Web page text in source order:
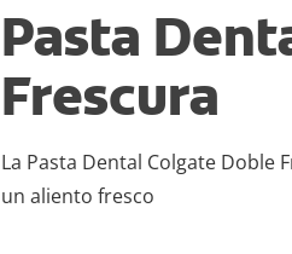
Pasta
Frescura
La Pasta Dental Colgate Doble
un aliento fresco